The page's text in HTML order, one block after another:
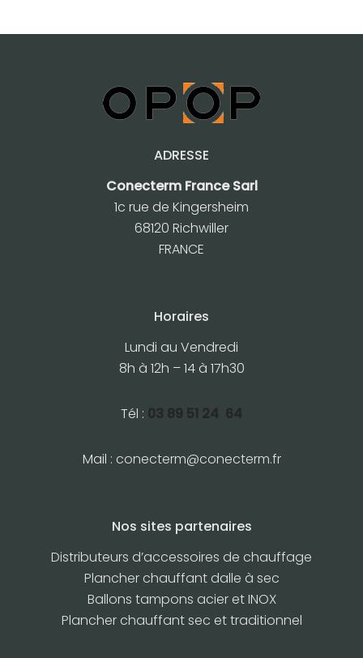
ADRESSE
Conecterm France Sarl
1c rue de Kingersheim
68120 Richwiller
FRANCE
Horaires
Lundi au Vendredi
8h à 12h – 14 à 17h30
Tél : 03 89 51 24 64
Mail : conecterm@conecterm.fr
Nos sites partenaires
Distributeurs d’accessoires de chauffage
Plancher chauffant dalle à sec
Ballons tampons acier et INOX
Plancher chauffant sec et traditionnel